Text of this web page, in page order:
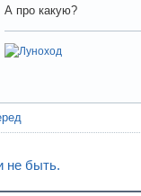
А про какую?
не быть.